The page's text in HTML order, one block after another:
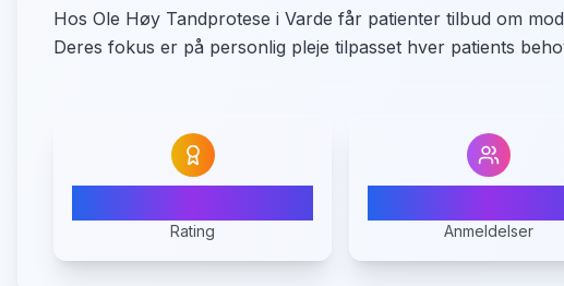
Hos Ole Høy Tandprotese i Varde får patienter tilbud om
Deres fokus er på personlig pleje tilpasset hver patients
Rating Anmeldelser